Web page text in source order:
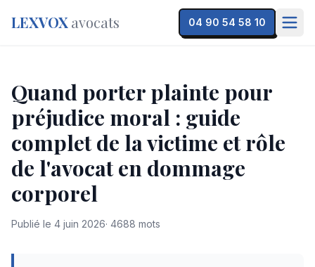
LEXVOX avocats 04 90 54 58 10
Quand porter plainte pour
préjudice moral : guide
complet de la victime et rôle
de l'avocat en dommage
corporel
Publié le 4 juin 2026· 4688 mots